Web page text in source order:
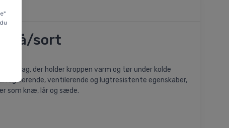
grå/sort
der holder kroppen varm og tør under kolde
ventilerende og lugtresistente egenskaber,
som knæ, lår og sæde.